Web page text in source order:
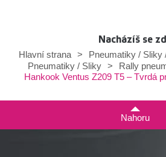
Nacházíš se
Hlavní strana
> Pneumatiky / Sliky
Pneumatiky / Sliky > Rally
Hankook Ventus Z209 T5 – Tvrdá
Nahoru